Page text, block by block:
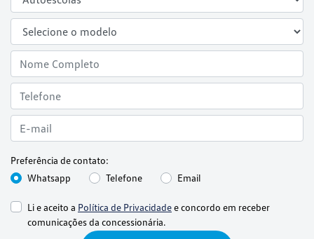
Preferência de contato:
Whatsapp
Telefone Email
Li e aceito a Política de Privacidadee concordo em receber
comunicações da concessionária.